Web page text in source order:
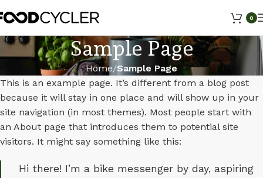
0
Sample Page
Home Sample Page
This is an example page. It’s different from a blog post
because it will stay in one place and will show up in your
site navigation (in most themes). Most people start with
an About page that introduces them to potential site
visitors. It might say something like this:
Hi there! I’m a bike messenger by day, aspiring